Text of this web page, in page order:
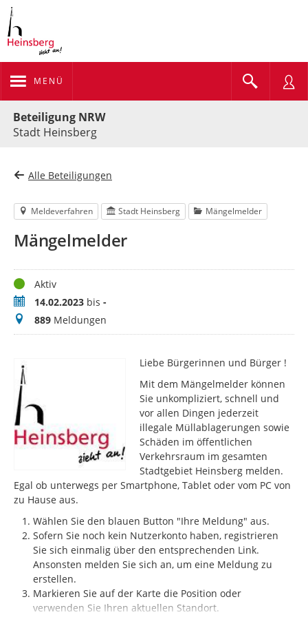
MENÜ
Beteiligung NRW
Stadt Heinsberg
Alle Beteiligungen
Meldeverfahren Stadt Heinsberg Mängelmelder
Mängelmelder
StatusAktiv
Zeitraum14.02.2023 bis -
Meldungen
889 Meldungen
Liebe Bürgerinnen und Bürger !
Mit dem Mängelmelder können
Sie unkompliziert, schnell und
vor allen Dingen jederzeit
illegale Müllablagerungen sowie
Schäden im öffentlichen
Verkehrsraum im gesamten
Stadtgebiet Heinsberg melden.
Egal ob unterwegs per Smartphone, Tablet oder vom PC von
zu Hause aus.
Wählen Sie den blauen Button "Ihre Meldung" aus.
Sofern Sie noch kein Nutzerkonto haben, registrieren
Sie sich einmalig über den entsprechenden Link.
Ansonsten melden Sie sich an, um eine Meldung zu
erstellen.
Markieren Sie auf der Karte die Position oder
verwenden Sie Ihren aktuellen Standort.